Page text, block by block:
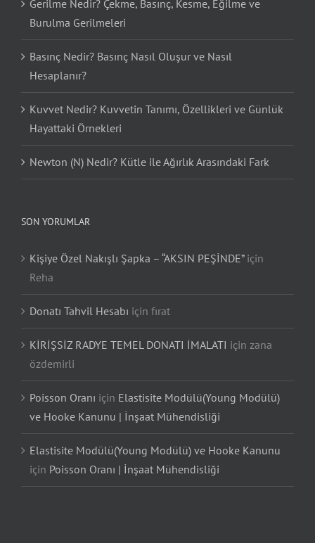
Gerilme Nedir? Çekme, Basınç, Kesme, Eğilme ve
Burulma Gerilmeleri
Basınç Nedir? Basınç Nasıl Oluşur ve Nasıl
Hesaplanır?
Kuvvet Nedir? Kuvvetin Tanımı, Özellikleri ve Günlük
Hayattaki Örnekleri
Newton (N) Nedir? Kütle ile Ağırlık Arasındaki Fark
SON YORUMLAR
Kişiye Özel Nakışlı Şapka – “AKSIN PEŞİNDE”için
Reha
Donatı Tahvil Hesabı için fırat
KİRİŞSİZ RADYE TEMEL DONATI İMALATI için zana
özdemirli
Poisson Oranı için Elastisite Modülü(Young Modülü)
ve Hooke Kanunu | İnşaat Mühendisliği
Elastisite Modülü(Young Modülü) ve Hooke Kanunu
için Poisson Oranı | İnşaat Mühendisliği